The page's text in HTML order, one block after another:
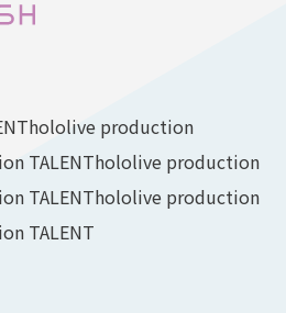
hololive production
TALENThololive production
TALENThololive production
TALENT